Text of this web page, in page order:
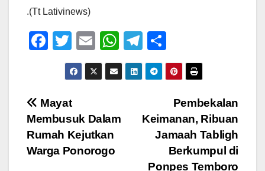
.(Tt Lativinews)
F
e
b
o
o
T
wi
tt
er
E
m
ail
W
h
at
A
T
el
e
a
m
h
ar
e
Navigasi
pos
Pembekalan
Keimanan, Ribuan
Jamaah Tabligh
Berkumpul di
Ponpes Temboro
Mayat
Membusuk Dalam
Rumah Kejutkan
Warga Ponorogo